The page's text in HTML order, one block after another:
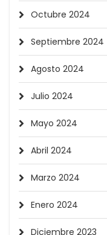
Octubre 2024
Septiembre 2024
Agosto 2024
Julio 2024
Mayo 2024
Abril 2024
Marzo 2024
Enero 2024
Diciembre 2023